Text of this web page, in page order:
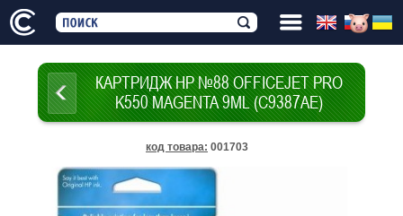
КАРТРИДЖ HP №88 OFFICEJET PRO
K550 MAGENTA 9ML (C9387AE)
код товара: 001703